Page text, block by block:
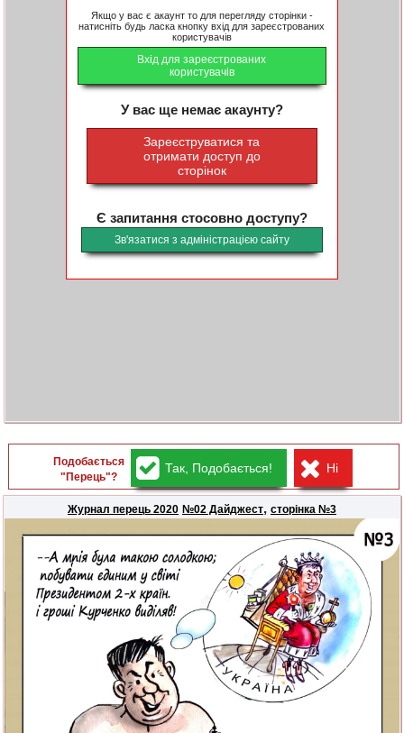
Якщо у вас є акаунт то для перегляду сторінки -
натисніть будь ласка кнопку вхід для зареєстрованих
користувачів
Вхід для зареєстрованих
користувачів
У вас ще немає акаунту?
Зареєструватися та
отримати доступ до
сторінок
Є запитання стосовно доступу?
Зв'язатися з адміністрацією сайту
Подобається
"Перець"?
Так, Подобається! Ні
Журнал перець 2020 №02 Дайджест, сторінка №3